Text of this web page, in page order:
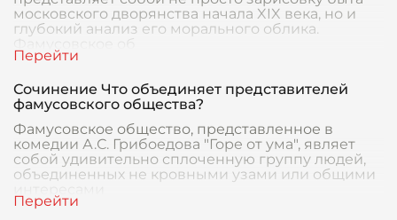
московского дворянства начала XIX века, но и
глубокий анализ его морального облика.
Фамусовское об
Сочинение Что объединяет представителей
фамусовского общества?
Фамусовское общество, представленное в
комедии А.С. Грибоедова "Горе от ума", являет
собой удивительно сплоченную группу людей,
объединенных не кровными узами или общими